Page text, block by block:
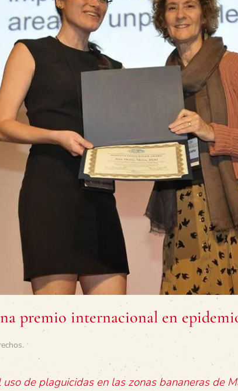
premio internacional en
.
de plaguicidas en las zonas bananeras de